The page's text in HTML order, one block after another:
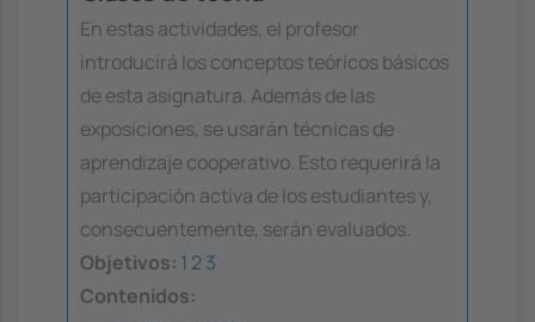
En estas actividades, el profesor
introducirá los conceptos teóricos básicos
de esta asignatura. Además de las
exposiciones, se usarán técnicas de
aprendizaje cooperativo. Esto requerirá la
participación activa de los estudiantes y,
consecuentemente, serán evaluados.
Objetivos: 1 23
Contenidos: